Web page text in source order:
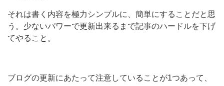
それは書く内容を極力シンプルに、簡単にすることだと思
う。少ないパワーで更新出来るまで記事のハードルを下げ
てやること。
ブログの更新にあたって注意していることが1つあって、